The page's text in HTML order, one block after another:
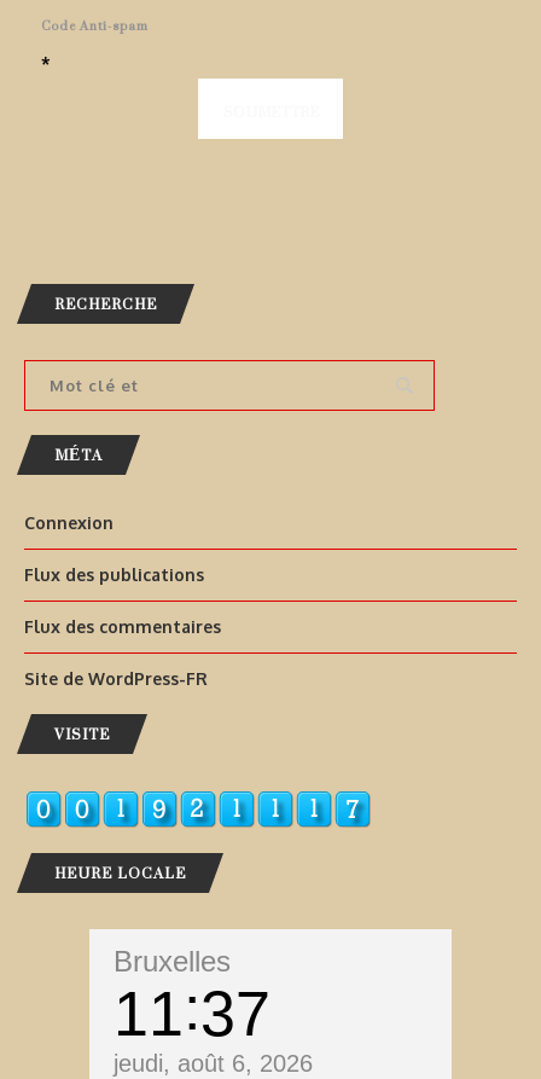
Code Anti-spam
*
RECHERCHE
MÉTA
Connexion
Flux des publications
Flux des commentaires
Site de WordPress-FR
VISITE
HEURE LOCALE
Bruxelles
11 37
jeudi, août 6, 2026